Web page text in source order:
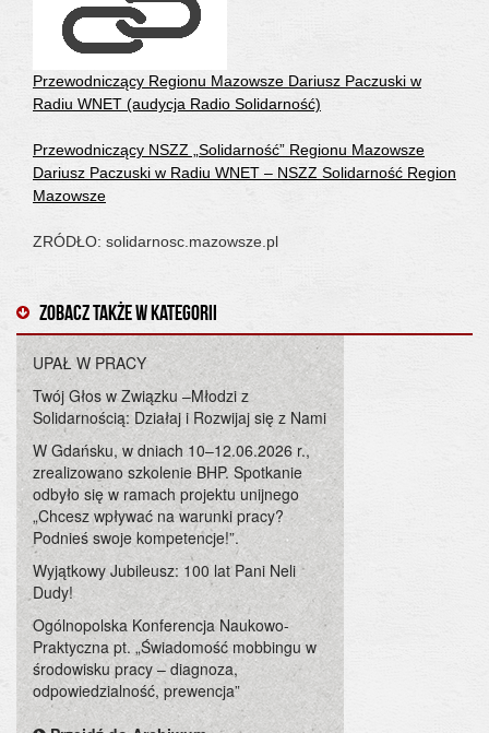
Przewodniczący Regionu Mazowsze Dariusz Paczuski w
Radiu WNET (audycja Radio Solidarność)
Przewodniczący NSZZ „Solidarność” Regionu Mazowsze
Dariusz Paczuski w Radiu WNET – NSZZ Solidarność Region
Mazowsze
ZRÓDŁO: solidarnosc.mazowsze.pl
Zobacz także w kategorii
UPAŁ W PRACY
Twój Głos w Związku –Młodzi z
Solidarnością: Działaj i Rozwijaj się z Nami
W Gdańsku, w dniach 10–12.06.2026 r.,
zrealizowano szkolenie BHP. Spotkanie
odbyło się w ramach projektu unijnego
„Chcesz wpływać na warunki pracy?
Podnieś swoje kompetencje!”.
Wyjątkowy Jubileusz: 100 lat Pani Neli
Dudy!
Ogólnopolska Konferencja Naukowo-
Praktyczna pt. „Świadomość mobbingu w
środowisku pracy – diagnoza,
odpowiedzialność, prewencja”